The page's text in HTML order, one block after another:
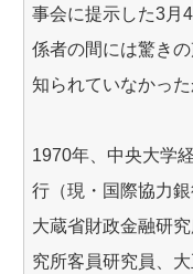
事会に提示した3月
係者の間には驚き
知られていなかっ
1970年、中央大学
行（現・国際協力
大蔵省財政金融研
究所客員研究員、